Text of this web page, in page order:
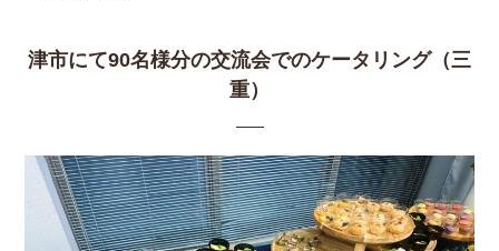
津市にて90名様分の交流会でのケータリング（三
重）